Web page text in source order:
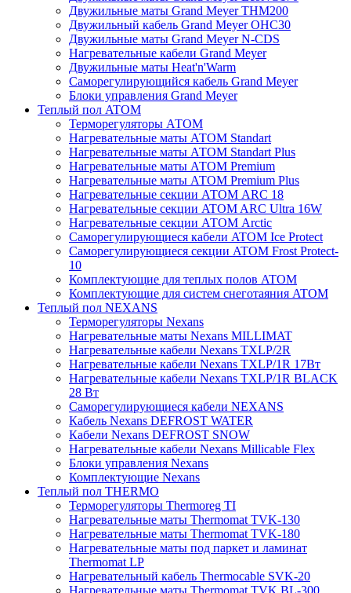
Двужильные маты Grand Meyer THM200
Двужильный кабель Grand Meyer OHC30
Двужильные маты Grand Meyer N-CDS
Нагревательные кабели Grand Meyer
Двужильные маты Heat'n'Warm
Саморегулирующийся кабель Grand Meyer
Блоки управления Grand Meyer
Теплый пол ATOM
Терморегуляторы АТОМ
Нагревательные маты АТОМ Standart
Нагревательные маты АТОМ Standart Plus
Нагревательные маты АТОМ Premium
Нагревательные маты АТОМ Premium Plus
Нагревательные секции АТОМ ARC 18
Нагревательные секции ATOM ARC Ultra 16W
Нагревательные секции АТОМ Arctic
Саморегулирующиеся кабели ATOM Ice Protect
Саморегулирующиеся секции ATOM Frost Protect-
10
Комплектующие для теплых полов ATOM
Комплектующие для систем снеготаяния ATOM
Теплый пол NEXANS
Терморегуляторы Nexans
Нагревательные маты Nexans MILLIMAT
Нагревательные кабели Nexans TXLP/2R
Нагревательные кабели Nexans TXLP/1R 17Вт
Нагревательные кабели Nexans TXLP/1R BLACK
28 Вт
Саморегулирующиеся кабели NEXANS
Кабель Nexans DEFROST WATER
Кабели Nexans DEFROST SNOW
Нагревательные кабели Nexans Millicable Flex
Блоки управления Nexans
Комплектующие Nexans
Теплый пол THERMO
Терморегуляторы Thermoreg TI
Нагревательные маты Thermomat TVK-130
Нагревательные маты Thermomat TVK-180
Нагревательные маты под паркет и ламинат
Thermomat LP
Нагревательный кабель Thermocable SVK-20
Нагревательные маты Thermomat TVK BL-300